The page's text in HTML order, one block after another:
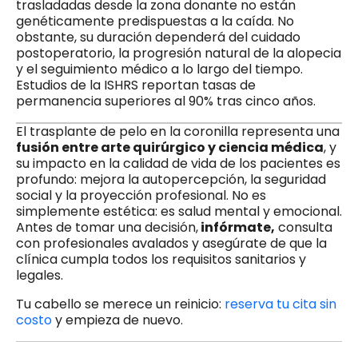
trasladadas desde la zona donante no están
genéticamente predispuestas a la caída. No
obstante, su duración dependerá del cuidado
postoperatorio, la progresión natural de la alopecia
y el seguimiento médico a lo largo del tiempo.
Estudios de la ISHRS reportan tasas de
permanencia superiores al 90% tras cinco años.
El trasplante de pelo en la coronilla representa una
fusión entre arte quirúrgico y ciencia médica, y
su impacto en la calidad de vida de los pacientes es
profundo: mejora la autopercepción, la seguridad
social y la proyección profesional. No es
simplemente estética: es salud mental y emocional.
Antes de tomar una decisión,infórmate, consulta
con profesionales avalados y asegúrate de que la
clínica cumpla todos los requisitos sanitarios y
legales.
Tu cabello se merece un reinicio: reserva tu cita sin
costoy empieza de nuevo.